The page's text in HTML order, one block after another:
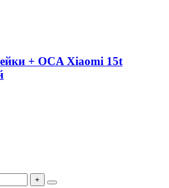
+ OCA Xiaomi 15t
+